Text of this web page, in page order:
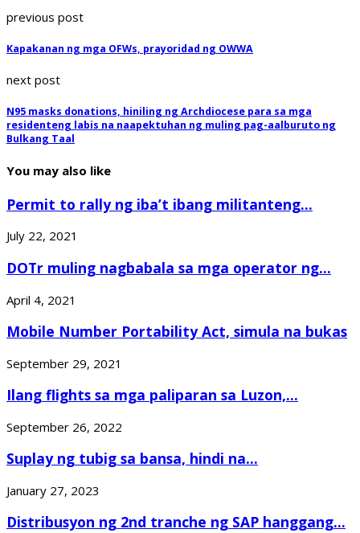
previous post
Kapakanan ng mga OFWs, prayoridad ng OWWA
next post
N95 masks donations, hiniling ng Archdiocese para sa mga
residenteng labis na naapektuhan ng muling pag-aalburuto ng
Bulkang Taal
You may also like
Permit to rally ng iba’t ibang militanteng...
July 22, 2021
DOTr muling nagbabala sa mga operator ng...
April 4, 2021
Mobile Number Portability Act, simula na bukas
September 29, 2021
Ilang flights sa mga paliparan sa Luzon,...
September 26, 2022
Suplay ng tubig sa bansa, hindi na...
January 27, 2023
Distribusyon ng 2nd tranche ng SAP hanggang...